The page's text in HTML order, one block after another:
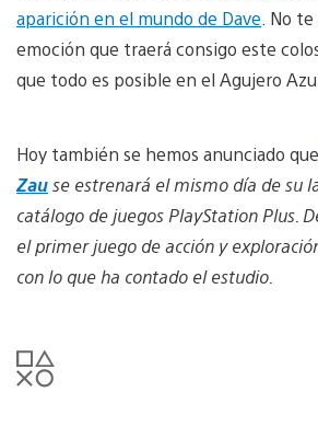
aparición en el mundo de Dave . No
emoción que traerá consigo este
que todo es posible en el Agujero
Hoy también se hemos anunciado que
Zause estrenará el mismo día de su
catálogo de juegos PlayStation Plus.
el primer juego de acción y
con lo que ha contado el estudio.